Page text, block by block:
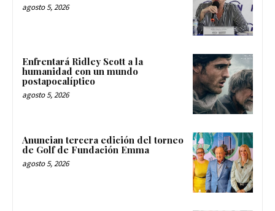
agosto 5, 2026
Enfrentará Ridley Scott a la
humanidad con un mundo
postapocalíptico
agosto 5, 2026
Anuncian tercera edición del torneo
de Golf de Fundación Emma
agosto 5, 2026